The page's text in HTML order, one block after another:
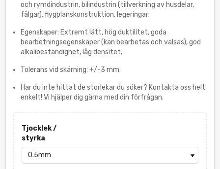
och rymdindustrin, bilindustrin (tillverkning av husdelar,
fälgar), flygplanskonstruktion, legeringar;
Egenskaper: Extremt lätt, hög duktilitet, goda
bearbetningsegenskaper (kan bearbetas och valsas), god
alkalibeständighet, låg densitet;
Tolerans vid skärning: +/-3 mm.
Har du inte hittat de storlekar du söker? Kontakta oss helt
enkelt! Vi hjälper dig gärna med din förfrågan.
Tjocklek /
styrka